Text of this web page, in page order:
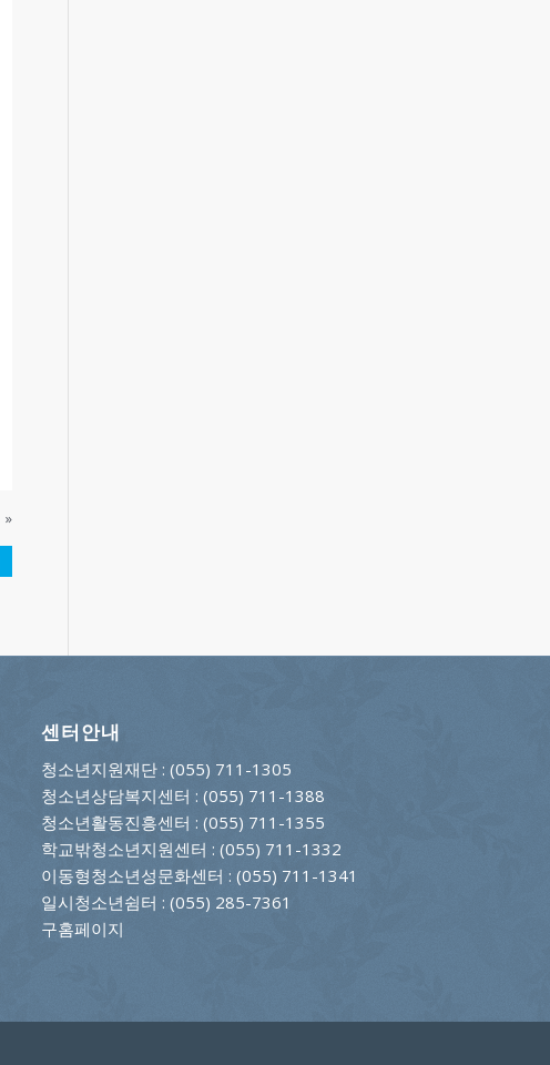
»
센터안내
청소년지원재단: (055) 711-1305
청소년상담복지센터 : (055) 711-1388
청소년활동진흥센터 : (055) 711-1355
학교밖청소년지원센터 : (055) 711-1332
이동형청소년성문화센터 : (055) 711-1341
일시청소년쉼터 : (055) 285-7361
구홈페이지